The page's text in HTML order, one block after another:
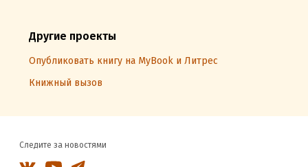
Другие проекты
Опубликовать книгу на MyBook и Литрес
Книжный вызов
Следите за новостями